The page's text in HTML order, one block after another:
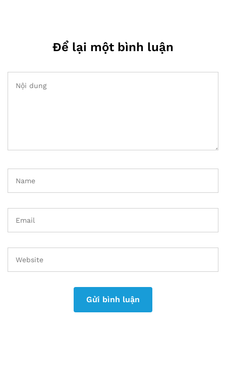
Để lại một bình luận